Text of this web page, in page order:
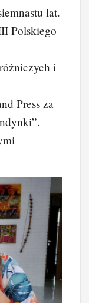
lat.
Polskiego
i
Press za